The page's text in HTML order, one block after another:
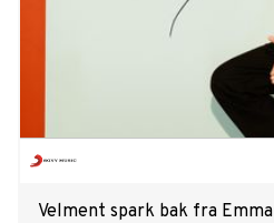
Velment spark bak fra